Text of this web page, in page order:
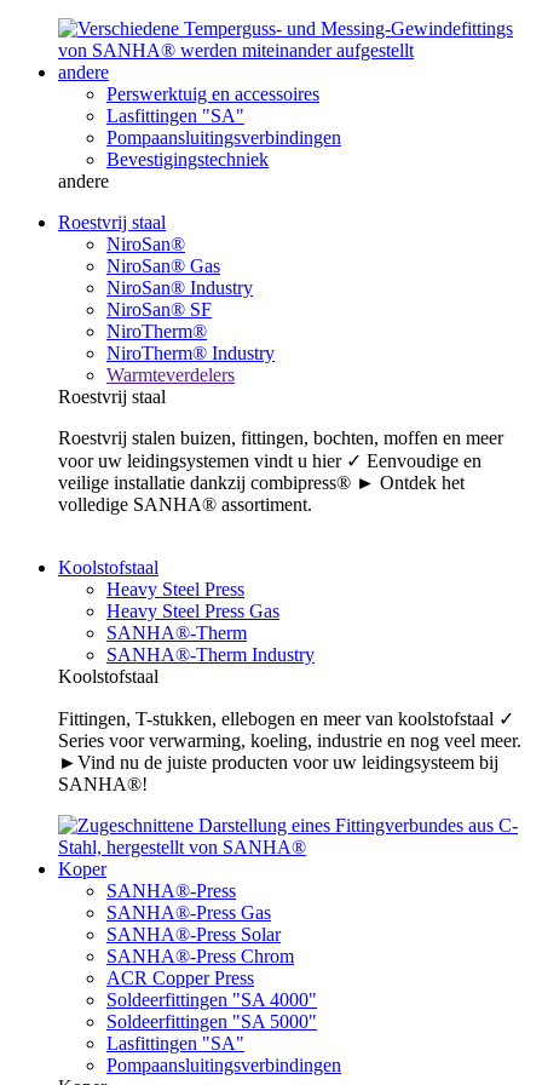
andere
Perswerktuig en accessoires
Lasfittingen "SA"
Pompaansluitingsverbindingen
Bevestigingstechniek
andere
Roestvrij staal
NiroSan®
NiroSan® Gas
NiroSan® Industry
NiroSan® SF
NiroTherm®
NiroTherm® Industry
Warmteverdelers
Roestvrij staal
Roestvrij stalen buizen, fittingen, bochten, moffen en meer
voor uw leidingsystemen vindt u hier ✓ Eenvoudige en
veilige installatie dankzij combipress® ► Ontdek het
volledige SANHA® assortiment.
Koolstofstaal
Heavy Steel Press
Heavy Steel Press Gas
SANHA®-Therm
SANHA®-Therm Industry
Koolstofstaal
Fittingen, T-stukken, ellebogen en meer van koolstofstaal ✓
Series voor verwarming, koeling, industrie en nog veel meer.
►Vind nu de juiste producten voor uw leidingsysteem bij
SANHA®!
Koper
SANHA®-Press
SANHA®-Press Gas
SANHA®-Press Solar
SANHA®-Press Chrom
ACR Copper Press
Soldeerfittingen "SA 4000"
Soldeerfittingen "SA 5000"
Lasfittingen "SA"
Pompaansluitingsverbindingen